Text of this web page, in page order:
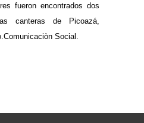
fueron encontrados dos
canteras de Picoazá,
Comunicaciòn Social.